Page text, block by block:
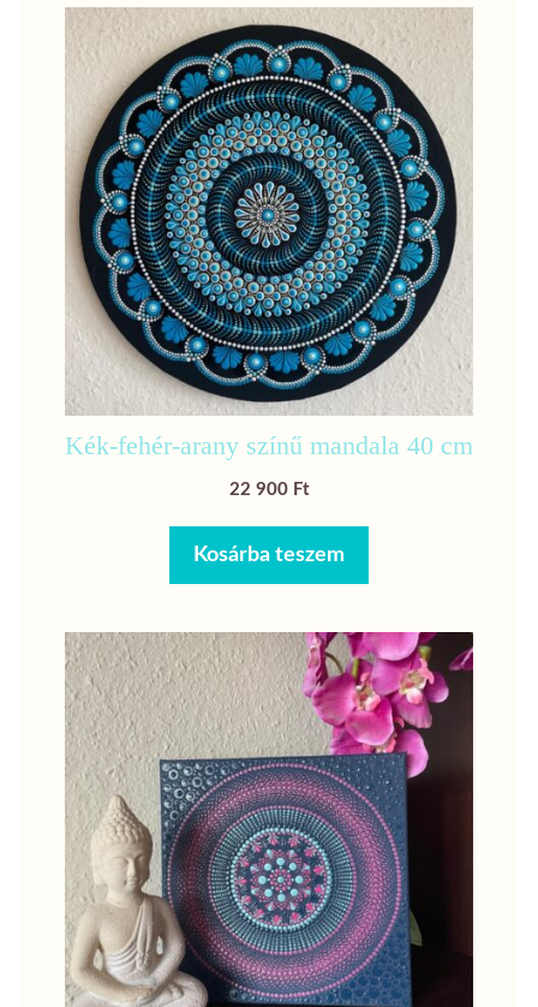
Kék-fehér-arany színű mandala 40 cm
22 900 Ft
Kosárba teszem